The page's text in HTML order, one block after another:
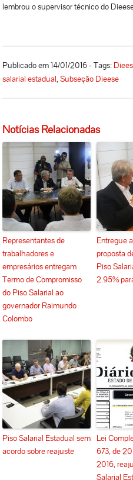
lembrou o supervisor técnico do
Publicado em 14/01/2016 - Tags:
salarial estadual,Subseção Dieese
Notícias Relacionadas
Representantes de
trabalhadores e
empresários entregam
Termo de Compromisso
do Piso Salarial ao
governador Raimundo
Colombo
Entregue
proposta
Piso
2.95%
Piso Salarial Estadual sem
acordo sobre reajuste
Lei
673, de
2016,
Salarial